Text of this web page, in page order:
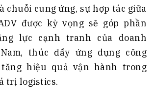
chuỗi cung ứng, sự hợp tác giữa
được kỳ vọng sẽ góp phần
lực cạnh tranh của doanh
thúc đẩy ứng dụng công
hiệu quả vận hành trong
trị logistics.